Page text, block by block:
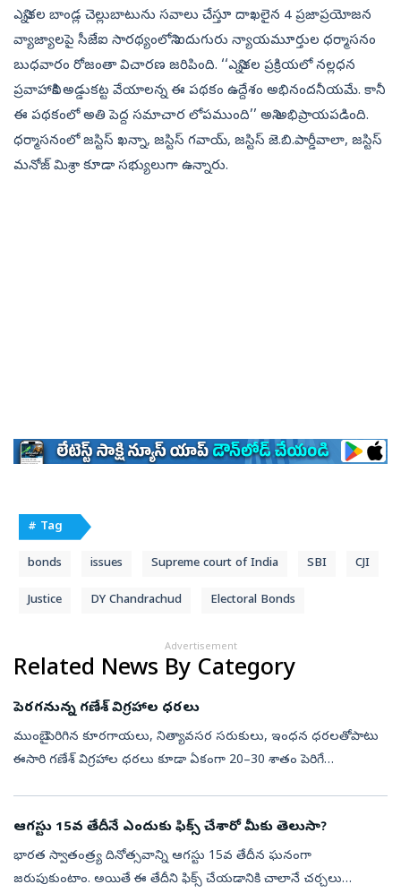
ఎన్నికల బాండ్ల చెల్లుబాటును సవాలు చేస్తూ దాఖలైన 4 ప్రజాప్రయోజన
వ్యాజ్యాలపై సీజేఐ సారథ్యంలోని ఐదుగురు న్యాయమూర్తుల ధర్మాసనం
బుధవారం రోజంతా విచారణ జరిపింది. ‘‘ఎన్నికల ప్రక్రియలో నల్లధన
ప్రవాహానికి అడ్డుకట్ట వేయాలన్న ఈ పథకం ఉద్దేశం అభినందనీయమే. కానీ
ఈ పథకంలో అతి పెద్ద సమాచార లోపముంది’’ అని అభిప్రాయపడింది.
ధర్మాసనంలో జస్టిస్‌ ఖన్నా, జస్టిస్‌ గవాయ్, జస్టిస్‌ జె.బి.పార్డీవాలా, జస్టిస్‌
మనోజ్‌ మిశ్రా కూడా సభ్యులుగా ఉన్నారు.
# Tag
bonds issues Supreme court of India SBI CJI
Justice DY Chandrachud Electoral Bonds
Advertisement
Related News By Category
పెరగనున్న గణేశ్‌ విగ్రహాల ధరలు
ముంబై: పెరిగిన కూరగాయలు, నిత్యావసర సరుకులు, ఇంధన ధరలతోపాటు
ఈసారి గణేశ్‌ విగ్రహాల ధరలు కూడా ఏకంగా 20–30 శాతం పెరిగే
ఆగస్టు 15వ తేదీనే ఎందుకు ఫిక్స్‌ చేశారో మీకు తెలుసా?
భారత స్వాతంత్ర్య దినోత్సవాన్ని ఆగస్టు 15వ తేదీన ఘనంగా
జరుపుకుంటాం. అయితే ఈ తేదీని ఫిక్స్‌ చేయడానికి చాలానే చర్చలు